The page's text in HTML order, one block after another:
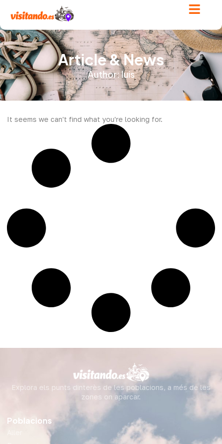
Article & News
Author:luis
It seems we can't find what you're looking for.
Explora els punts dinterès de les poblacions, a més de les
zones on aparcar.
Poblacions